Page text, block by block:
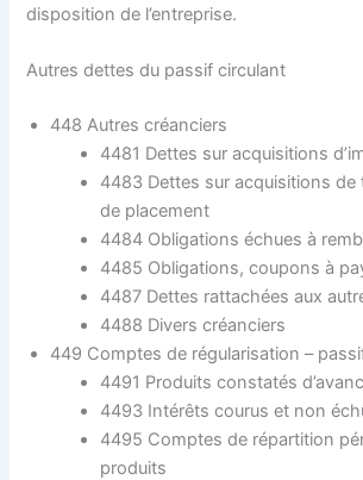
disposition de l’entreprise.
Autres dettes du passif circulant
448 Autres créanciers
4481 Dettes sur acquisitions
4483 Dettes sur acquisitions de
de placement
4484 Obligations échues à
4485 Obligations, coupons à
4487 Dettes rattachées aux
4488 Divers créanciers
449 Comptes de régularisation –
4491 Produits constatés
4493 Intérêts courus et non
4495 Comptes de répartition
produits